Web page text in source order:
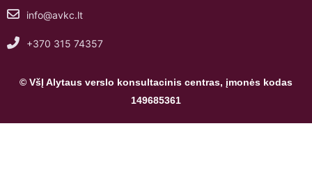
© VšĮ Alytaus verslo konsultacinis centras, įmonės kodas